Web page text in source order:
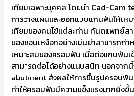
เทียมเฉพาะบุคคล โดยนำ Cad-Cam
การวางแผนและออกแบบแกนฟันให้เห
เทียมของคนไข้แต่ละท่าน ทันตแพทย์
ของขอบเหงือกอย่างเม่นยำสามารถก
เหมาะสมของครอบฟัน เมื่อต่อแกนฟัน
สามารถต่อได้อย่างแนบสนิท นอกจาก
abutment ส่งผลให้การขึ้นรูปครอบฟั
ทำให้ครอบฟันมีความแข็งแรงมากยิ่งขึ้น